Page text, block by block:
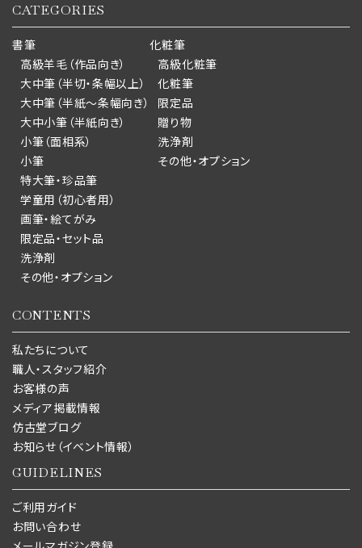
CATEGORIES
書筆
高級羊毛（作品向き）
大中筆（半切・条幅以上）
大中筆（半紙～条幅向き）
大中小筆（半紙向き）
小筆（面相系）
小筆
特大筆・珍品筆
学童用（初心者用）
画筆・絵てがみ
限定品・セット品
洗浄剤
その他・オプション
化粧筆
高級化粧筆
化粧筆
限定品
贈り物
洗浄剤
その他・オプション
CONTENTS
私たちについて
職人・スタッフ紹介
お客様の声
メディア掲載情報
仿古堂ブログ
お知らせ（イベント情報）
GUIDELINES
ご利用ガイド
お問い合わせ